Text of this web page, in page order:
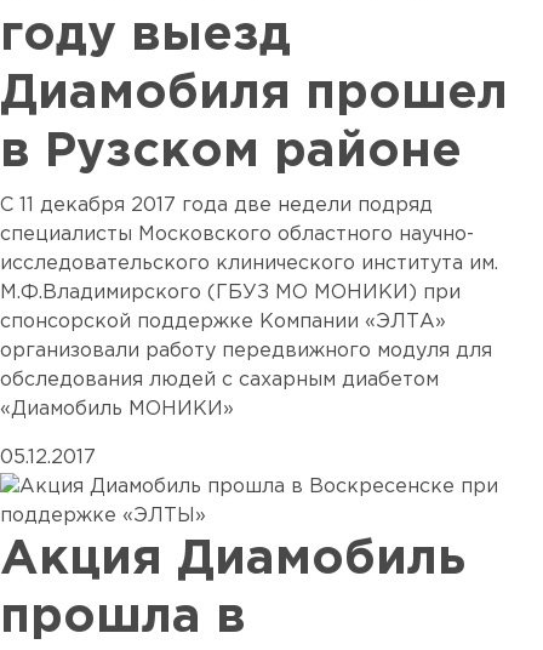
году выезд
Диамобиля прошел
в Рузском районе
С 11 декабря 2017 года две недели подряд
специалисты Московского областного научно-
исследовательского клинического института им.
М.Ф.Владимирского (ГБУЗ МО МОНИКИ) при
спонсорской поддержке Компании «ЭЛТА»
организовали работу передвижного модуля для
обследования людей с сахарным диабетом
«Диамобиль МОНИКИ»
05.12.2017
Акция Диамобиль
прошла в